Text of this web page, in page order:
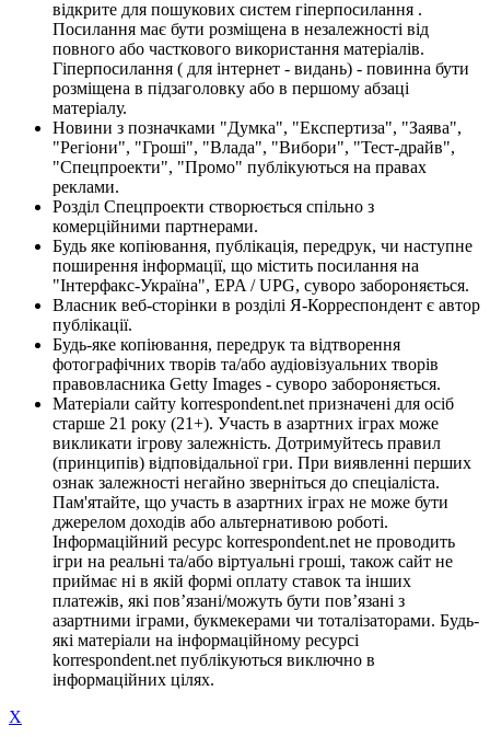
відкрите для пошукових систем гіперпосилання .
Посилання має бути розміщена в незалежності від
повного або часткового використання матеріалів.
Гіперпосилання ( для інтернет - видань) - повинна бути
розміщена в підзаголовку або в першому абзаці
матеріалу.
Новини з позначками "Думка", "Експертиза", "Заява",
"Регіони", "Гроші", "Влада", "Вибори", "Тест-драйв",
"Спецпроекти", "Промо" публікуються на правах
реклами.
Розділ Спецпроекти створюється спільно з
комерційними партнерами.
Будь яке копіювання, публікація, передрук, чи наступне
поширення інформації, що містить посилання на
"Інтерфакс-Україна", EPA / UPG, суворо забороняється.
Власник веб-сторінки в розділі Я-Корреспондент є автор
публікації.
Будь-яке копіювання, передрук та відтворення
фотографічних творів та/або аудіовізуальних творів
правовласника Getty Images - суворо забороняється.
Матеріали сайту korrespondent.net призначені для осіб
старше 21 року (21+). Участь в азартних іграх може
викликати ігрову залежність. Дотримуйтесь правил
(принципів) відповідальної гри. При виявленні перших
ознак залежності негайно зверніться до спеціаліста.
Пам'ятайте, що участь в азартних іграх не може бути
джерелом доходів або альтернативою роботі.
Інформаційний ресурс korrespondent.net не проводить
ігри на реальні та/або віртуальні гроші, також сайт не
приймає ні в якій формі оплату ставок та інших
платежів, які пов’язані/можуть бути пов’язані з
азартними іграми, букмекерами чи тоталізаторами. Будь-
які матеріали на інформаційному ресурсі
korrespondent.net публікуються виключно в
інформаційних цілях.
X